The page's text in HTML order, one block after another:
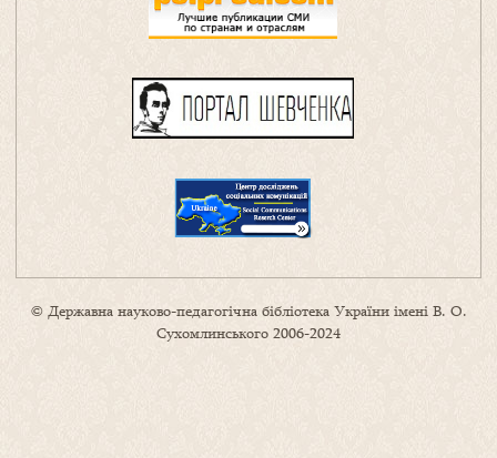
© Державна науково-педагогічна бібліотека України імені В. О.
Сухомлинського 2006-2024